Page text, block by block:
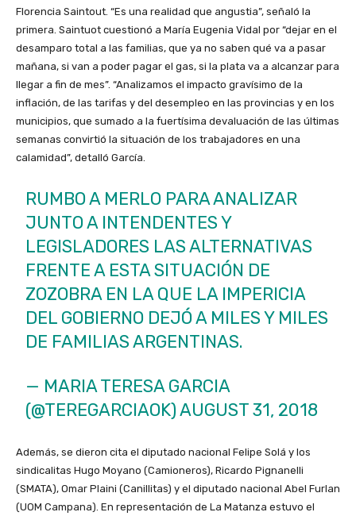
Florencia Saintout. “Es una realidad que angustia”, señaló la
primera. Saintuot cuestionó a María Eugenia Vidal por “dejar en el
desamparo total a las familias, que ya no saben qué va a pasar
mañana, si van a poder pagar el gas, si la plata va a alcanzar para
llegar a fin de mes”. “Analizamos el impacto gravísimo de la
inflación, de las tarifas y del desempleo en las provincias y en los
municipios, que sumado a la fuertísima devaluación de las últimas
semanas convirtió la situación de los trabajadores en una
calamidad”, detalló García.
RUMBO A MERLO PARA ANALIZAR
JUNTO A INTENDENTES Y
LEGISLADORES LAS ALTERNATIVAS
FRENTE A ESTA SITUACIÓN DE
ZOZOBRA EN LA QUE LA IMPERICIA
DEL GOBIERNO DEJÓ A MILES Y MILES
DE FAMILIAS ARGENTINAS.
— MARIA TERESA GARCIA
(@TEREGARCIAOK)AUGUST 31, 2018
Además, se dieron cita el diputado nacional Felipe Solá y los
sindicalitas Hugo Moyano (Camioneros), Ricardo Pignanelli
(SMATA), Omar Plaini (Canillitas) y el diputado nacional Abel Furlan
(UOM Campana). En representación de La Matanza estuvo el